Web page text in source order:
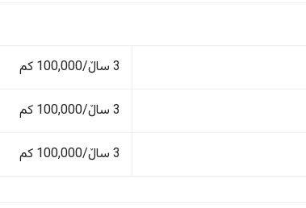
3 ساڵ/100,000 کم
3 ساڵ/100,000 کم
3 ساڵ/100,000 کم